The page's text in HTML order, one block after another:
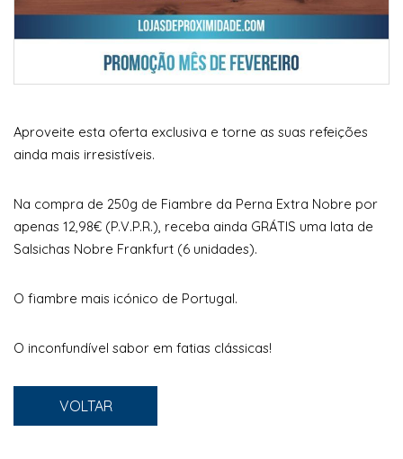
Aproveite esta oferta exclusiva e torne as suas refeições
ainda mais irresistíveis.
Na compra de 250g de Fiambre da Perna Extra Nobre por
apenas 12,98€ (P.V.P.R.), receba ainda GRÁTIS uma lata de
Salsichas Nobre Frankfurt (6 unidades).
O fiambre mais icónico de Portugal.
O inconfundível sabor em fatias clássicas!
VOLTAR